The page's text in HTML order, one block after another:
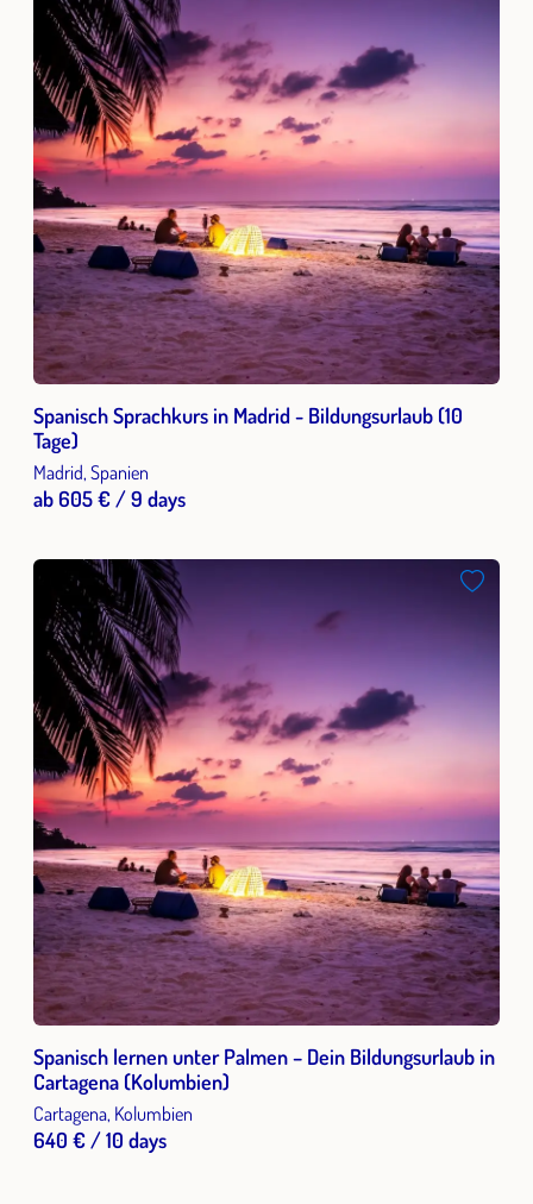
Spanisch Sprachkurs in Madrid - Bildungsurlaub (10
Tage)
Madrid, Spanien
ab 605 € / 9 days
Spanisch lernen unter Palmen – Dein Bildungsurlaub in
Cartagena (Kolumbien)
Cartagena, Kolumbien
640 € / 10 days